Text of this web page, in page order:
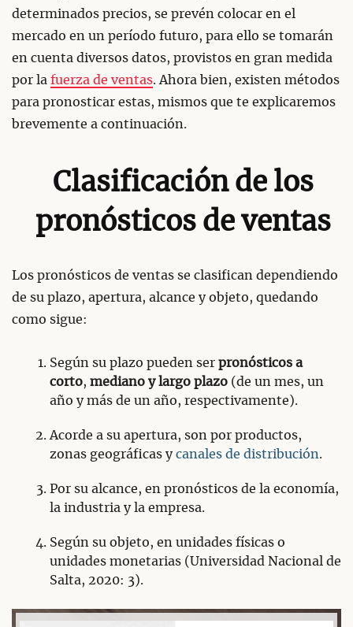
determinados precios, se prevén colocar en el
mercado en un período futuro, para ello se tomarán
en cuenta diversos datos, provistos en gran medida
por la fuerza de ventas. Ahora bien, existen métodos
para pronosticar estas, mismos que te explicaremos
brevemente a continuación.
Clasificación de los
pronósticos de ventas
Los pronósticos de ventas se clasifican dependiendo
de su plazo, apertura, alcance y objeto, quedando
como sigue:
Según su plazo pueden ser pronósticos a
corto, mediano y largo plazo (de un mes, un
año y más de un año, respectivamente).
Acorde a su apertura, son por productos,
zonas geográficas ycanales de distribución.
Por su alcance, en pronósticos de la economía,
la industria y la empresa.
Según su objeto, en unidades físicas o
unidades monetarias (Universidad Nacional de
Salta, 2020: 3).